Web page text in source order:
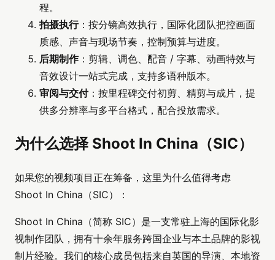
程。
拍摄执行：按分镜高效执行，国际化团队把控画面
质感、声音与现场节奏，控制预算与进度。
后期制作：剪辑、调色、配音 / 字幕、动画特效与
音效设计一站式完成，支持多语种版本。
审阅与交付：按里程碑交付初剪、精剪与成片，提
供多分辨率与多平台格式，配合投放需求。
为什么选择 Shoot In China（SIC）
如果您的视频项目正在筹备，这里为什么值得考虑
Shoot In China（SIC）：
Shoot In China（简称 SIC）是一支常驻上海的国际化影
视制作团队，拥有十余年服务跨国企业与本土品牌的影视
制片经验。我们的核心成员包括来自英国的导演、本地资